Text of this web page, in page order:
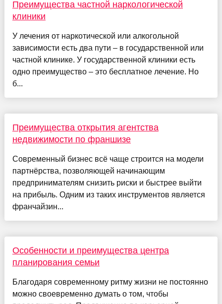
Преимущества частной наркологической
клиники
У лечения от наркотической или алкогольной
зависимости есть два пути – в государственной или
частной клинике. У государственной клиники есть
одно преимущество – это бесплатное лечение. Но
б...
Преимущества открытия агентства
недвижимости по франшизе
Современный бизнес всё чаще строится на модели
партнёрства, позволяющей начинающим
предпринимателям снизить риски и быстрее выйти
на прибыль. Одним из таких инструментов является
франчайзин...
Особенности и преимущества центра
планирования семьи
Благодаря современному ритму жизни не постоянно
можно своевременно думать о том, чтобы